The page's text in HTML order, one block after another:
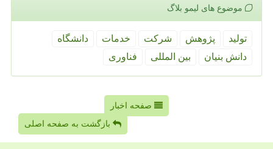
موضوع های لیمو بلاگ
تولید پژوهش شركت خدمات
دانشگاه
دانش بنیان
بین المللی فناوری
صفحه اخبار
بازگشت به صفحه اصلی